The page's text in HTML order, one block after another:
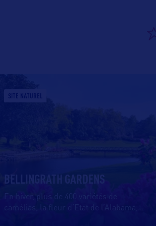
SITE NATUREL
BELLINGRATH GARDENS
En hiver, plus de 400 variétés de
camélias, la fleur d’Etat de l’Alabama,